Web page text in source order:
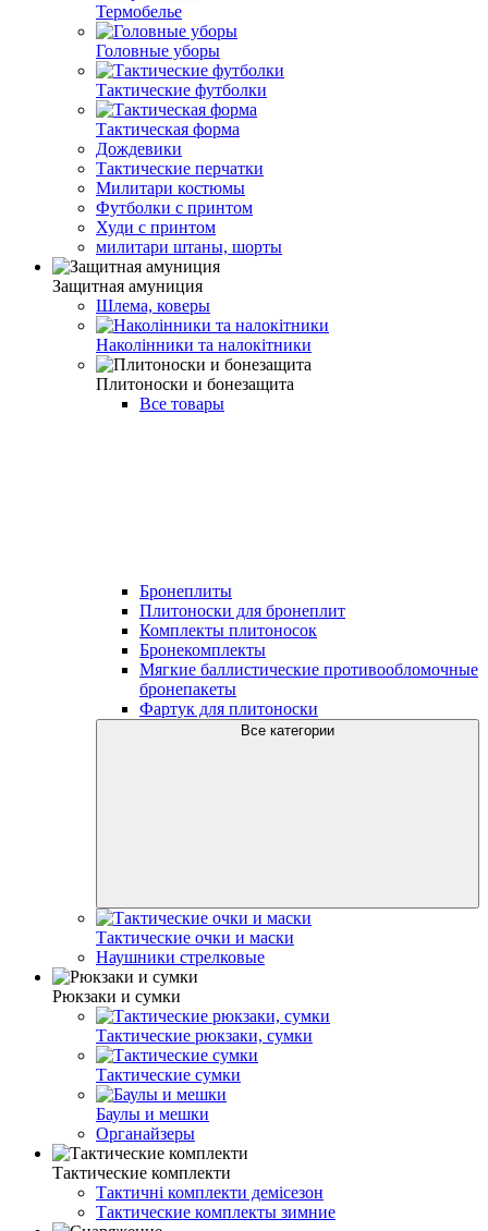
Термобелье
Головные уборы
Тактические футболки
Тактическая форма
Дождевики
Тактические перчатки
Милитари костюмы
Футболки с принтом
Худи с принтом
милитари штаны, шорты
Защитная амуниция
Шлема, коверы
Наколінники та налокітники
Плитоноски и бонезащита
Все товары
Бронеплиты
Плитоноски для бронеплит
Комплекты плитоносок
Бронекомплекты
Мягкие баллистические противообломочные
бронепакеты
Фартук для плитоноски
Все категории
Тактические очки и маски
Наушники стрелковые
Рюкзаки и сумки
Тактические рюкзаки, сумки
Тактические сумки
Баулы и мешки
Органайзеры
Тактические комплекти
Тактичні комплекти демісезон
Тактические комплекты зимние